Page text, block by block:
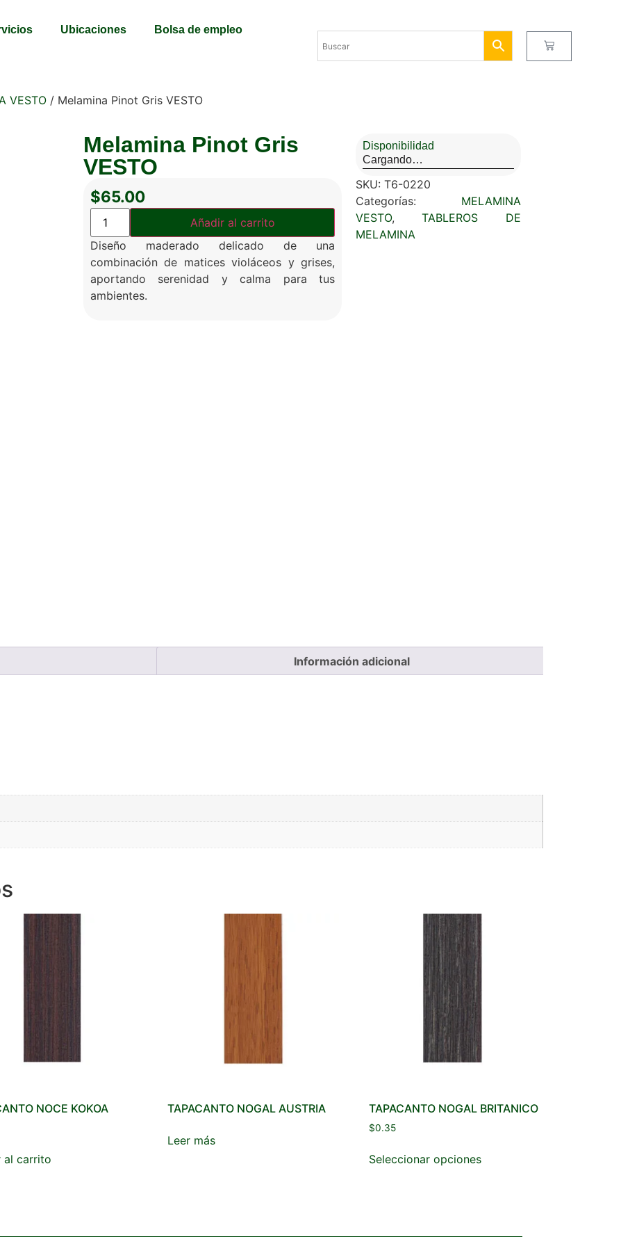
Ubicaciones Bolsa de empleo
VESTO / Melamina Pinot Gris VESTO
Melamina Pinot Gris
VESTO
$65.00
Añadir al carrito
Diseño maderado delicado de una
combinación de matices violáceos y grises,
aportando serenidad y calma para tus
ambientes.
Disponibilidad
Cargando…
SKU: T6-0220
Categorías: MELAMINA
VESTO,TABLEROS DE
MELAMINA
Información adicional
NOCE KOKOA
al carrito
TAPACANTO NOGAL AUSTRIA
Leer más
TAPACANTO NOGAL BRITANICO
$0.35
Seleccionar opciones